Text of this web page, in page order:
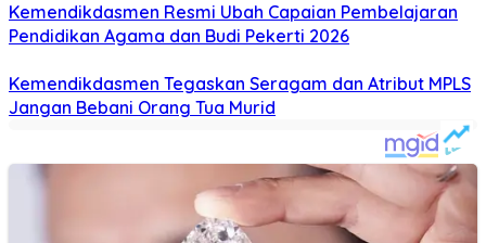
Kemendikdasmen Resmi Ubah Capaian Pembelajaran
Pendidikan Agama dan Budi Pekerti 2026
Kemendikdasmen Tegaskan Seragam dan Atribut MPLS
Jangan Bebani Orang Tua Murid